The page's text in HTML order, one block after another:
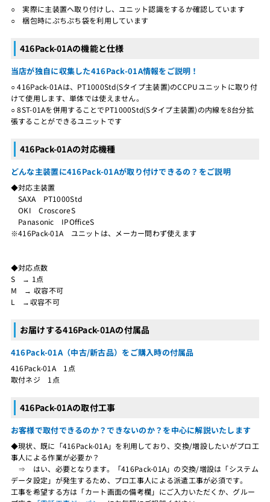
○ 実際に主装置へ取り付けし、ユニット認識をするか確認しています
○ 梱包時にぷちぷち袋を利用しています
416Pack-01Aの機能と仕様
当店が独自に収集した416Pack-01A情報をご説明！
○ 416Pack-01Aは、PT1000Std(Sタイプ主装置)のCCPUユニットに取り付
けて使用します、単体では使えません。
○ 8ST-01Aを併用することでPT1000Std(Sタイプ主装置)の内線を8台分拡
張することができるユニットです
416Pack-01Aの対応機種
どんな主装置に416Pack-01Aが取り付けできるの？をご説明
◆対応主装置
SAXA PT1000Std
OKI CroscoreS
Panasonic IPOfficeS
※416Pack-01A ユニットは、メーカー問わず使えます
◆対応点数
S → 1点
M → 収容不可
L →収容不可
お届けする416Pack-01Aの付属品
416Pack-01A（中古/新古品）をご購入時の付属品
416Pack-01A 1点
取付ネジ 1点
416Pack-01Aの取付工事
お客様で取付できるのか？できないのか？を中心に解説いたします
◆現状、既に「416Pack-01A」を利用しており、交換/増設したいがプロ工
事人による作業が必要か？
⇒ はい、必要となります。「416Pack-01A」の交換/増設は「システム
データ設定」が発生するため、プロ工事人による派遣工事が必須です。
工事を希望する方は「カート画面の備考欄」にご入力いただくか、グルー